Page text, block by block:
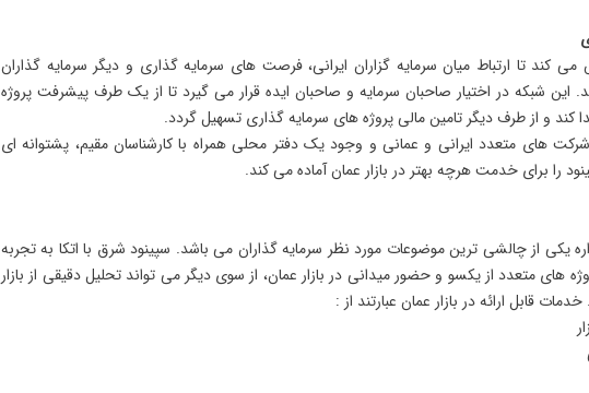
کند تا ارتباط میان سرمایه گزاران ایرانی، فرصت های سرمایه گذاری و دیگر سرمایه گذاران
این شبکه در اختیار صاحبان سرمایه و صاحبان ایده قرار می گیرد تا از یک طرف پیشرفت پروژه
و از طرف دیگر تامین مالی پروژه های سرمایه گذاری تسهیل گردد.
های متعدد ایرانی و عمانی و وجود یک دفتر محلی همراه با کارشناسان مقیم، پشتوانه ای
را برای خدمت هرچه بهتر در بازار عمان آماده می کند.
یکی از چالشی ترین موضوعات مورد نظر سرمایه گذاران می باشد. سپینود شرق با اتکا به تجربه
های متعدد از یکسو و حضور میدانی در بازار عمان، از سوی دیگر می تواند تحلیل دقیقی از بازار
قابل ارائه در بازار عمان عبارتند از :